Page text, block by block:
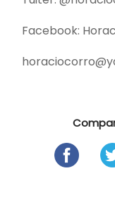
Facebook: